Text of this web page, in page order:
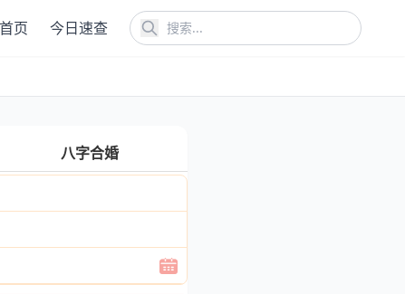
首页 今日速查
八字合婚